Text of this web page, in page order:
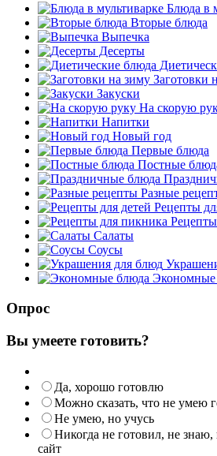
Блюда в
Вторые блюда
Выпечка
Десерты
Заготовки
Закуски
На скорую
Напитки
Новый год
Первые блюда
Постные
Разные
Рецепты
Салаты
Соусы
Экономные
Опрос
Вы умеете готовить?
Да, хорошо готовлю
Можно сказать, что не умею
Не умею, но учусь
Никогда не готовил, не знаю,
сайт